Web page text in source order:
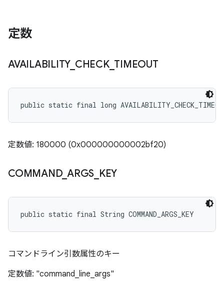
定数
AVAILABILITY_ CHECK_ TIMEOUT
public static final long
定数値: 180000 (0x000000000002bf20)
COMMAND_ ARGS KEY
public static final String COMMAND_ARGS_KEY
コマンドライン引数属性のキー
定数値: "command_line_args"